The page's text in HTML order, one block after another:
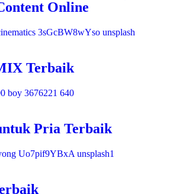
Online
Terbaik
Pria Terbaik